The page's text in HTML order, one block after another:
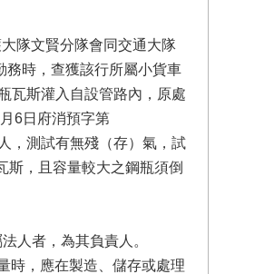
隊文賢分隊會同交通大隊
務時，查獲該行所屬小貨車
瓦斯灌入自設管路內，原處
6日府消預字第
，測試有無殘（存）氣，試
斯，且容量較大之鋼瓶須倒
人者，為其負責人。
時，應在製造、儲存或處理